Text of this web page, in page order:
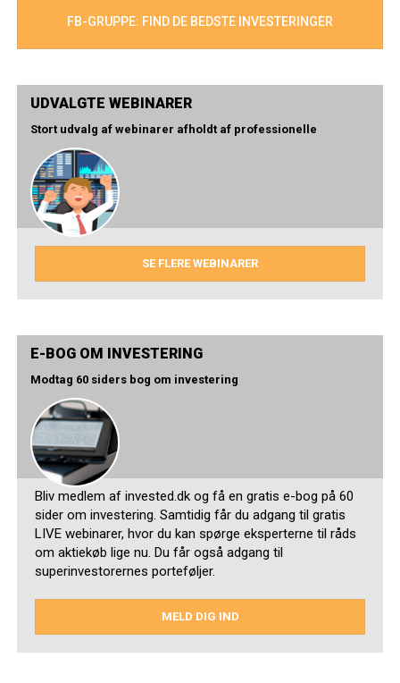
FB-GRUPPE: FIND DE BEDSTE INVESTERINGER
UDVALGTE WEBINARER
Stort udvalg af webinarer afholdt af professionelle
SE FLERE WEBINARER
E-BOG OM INVESTERING
Modtag 60 siders bog om investering
Bliv medlem af invested.dk og få en gratis e-bog på 60
sider om investering. Samtidig får du adgang til gratis
LIVE webinarer, hvor du kan spørge eksperterne til råds
om aktiekøb lige nu. Du får også adgang til
superinvestorernes porteføljer.
MELD DIG IND